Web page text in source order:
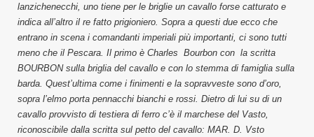
lanzichenecchi, uno tiene per le briglie un cavallo forse catturato e
indica all’altro il re fatto prigioniero. Sopra a questi due ecco che
entrano in scena i comandanti imperiali più importanti, ci sono tutti
meno che il Pescara. Il primo è Charles Bourbon con la scritta
BOURBON sulla briglia del cavallo e con lo stemma di famiglia sulla
barda. Quest’ultima come i finimenti e la sopravveste sono d’oro,
sopra l’elmo porta pennacchi bianchi e rossi. Dietro di lui su di un
cavallo provvisto di testiera di ferro c’è il marchese del Vasto,
riconoscibile dalla scritta sul petto del cavallo: MAR. D. Vsto